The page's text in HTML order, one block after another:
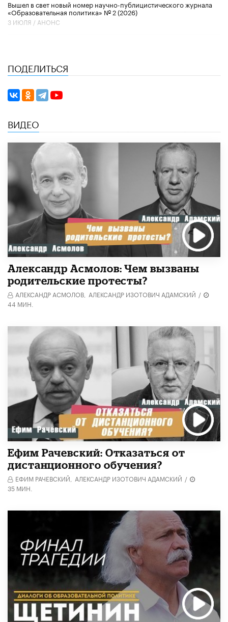
Вышел в свет новый номер научно-публицистического журнала
«Образовательная политика» № 2 (2026)
3 ИЮЛЯ / АНОНС
ПОДЕЛИТЬСЯ
ВИДЕО
Александр Асмолов: Чем вызваны
родительские протесты?
АЛЕКСАНДР АСМОЛОВ, АЛЕКСАНДР ИЗОТОВИЧ АДАМСКИЙ /
44 МИН.
Ефим Рачевский: Отказаться от
дистанционного обучения?
ЕФИМ РАЧЕВСКИЙ, АЛЕКСАНДР ИЗОТОВИЧ АДАМСКИЙ /
35 МИН.